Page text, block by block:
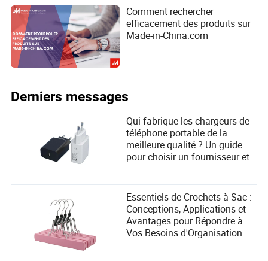
Comment rechercher
efficacement des produits sur
Made-in-China.com
Derniers messages
Qui fabrique les chargeurs de
téléphone portable de la
meilleure qualité ? Un guide
pour choisir un fournisseur et
Essentiels de Crochets à Sac :
Conceptions, Applications et
Avantages pour Répondre à
Vos Besoins d'Organisation